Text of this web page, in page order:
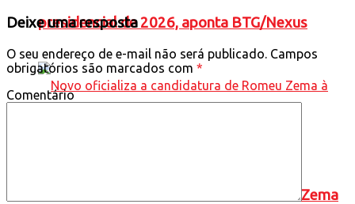
presidencial de 2026, aponta BTG/Nexus
Novo oficializa a candidatura de Romeu Zema
Deixe uma resposta
O seu endereço de e-mail não será publicado. Campos
obrigatórios são marcados com *
Comentário